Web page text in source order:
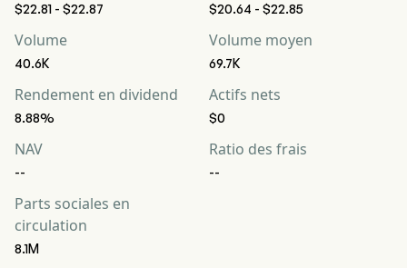
$22.81 - $22.87 $20.64 - $22.85
Volume
40.6K
Volume moyen
69.7K
Rendement en dividend
8.88%
Actifs nets
$0
NAV
--
Ratio des frais
--
Parts sociales en
circulation
8.1M